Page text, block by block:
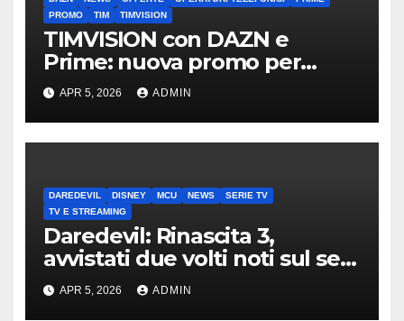
PROMO
TIM TIMVISION
TIMVISION con DAZN e
Prime: nuova promo per
clienti TIM
APR 5, 2026 ADMIN
DAREDEVIL DISNEY MCU NEWS
SERIE TV
TV E STREAMING
Daredevil: Rinascita 3,
avvistati due volti noti sul set
di New York
APR 5, 2026 ADMIN